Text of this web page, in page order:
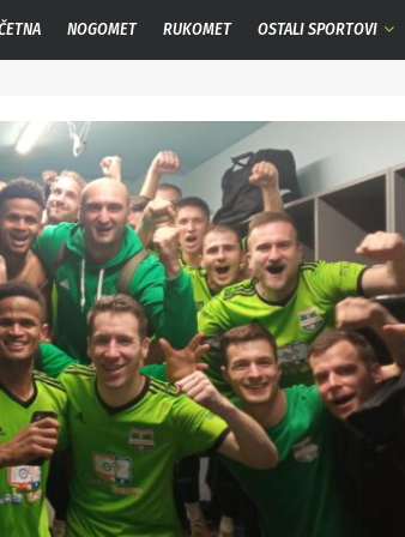
NOGOMET RUKOMET OSTALI SPORTOVI